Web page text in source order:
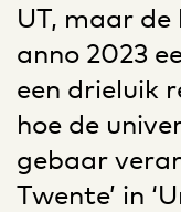
UT, maar
anno 2023
een drieluik
hoe de
gebaar
Twente’ in